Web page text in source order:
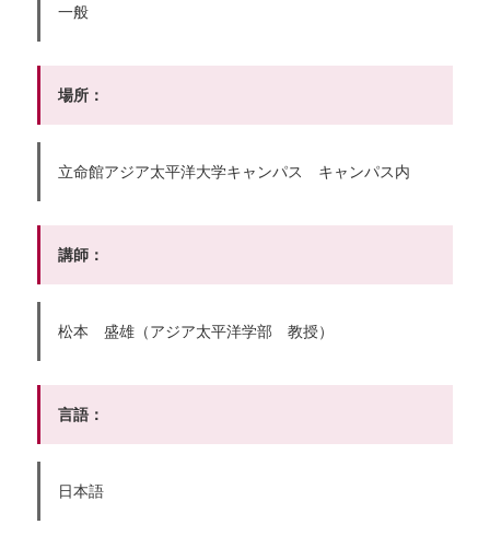
一般
場所：
立命館アジア太平洋大学キャンパス キャンパス内
講師：
松本 盛雄（アジア太平洋学部 教授）
言語：
日本語